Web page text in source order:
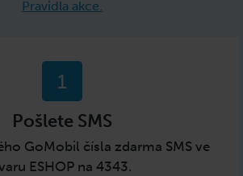
Pravidla akce.
1
Pošlete SMS
GoMobil čísla zdarma SMS ve
ESHOP na 4343.